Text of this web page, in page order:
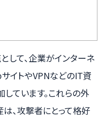
して、企業がインターネ
イトやVPNなどのIT資
ています。これらの外
、攻撃者にとって格好